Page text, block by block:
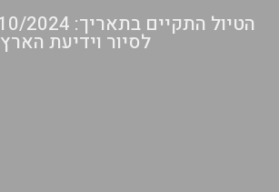
לסיור וידיעת הארץ